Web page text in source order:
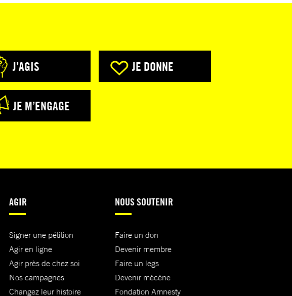
J’AGIS JE DONNE
JE M’ENGAGE
AGIR
Signer une pétition
Agir en ligne
Agir près de chez soi
Nos campagnes
Changez leur histoire
NOUS SOUTENIR
Faire un don
Devenir membre
Faire un legs
Devenir mécène
Fondation Amnesty